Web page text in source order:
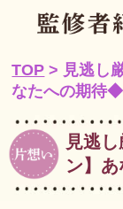
TOP > 見逃し
なたへの期待
見逃
ン】